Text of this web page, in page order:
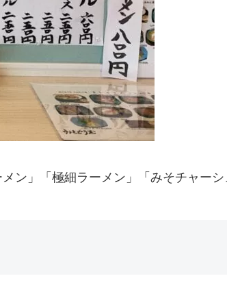
ン」「極細ラーメン」「みそチャーシ